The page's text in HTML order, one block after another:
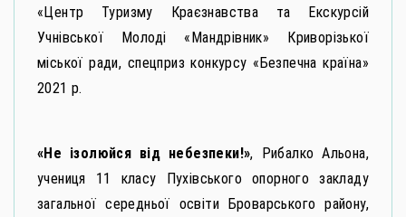
«Центр Туризму Краєзнавства та Екскурсій
Учнівської Молоді «Мандрівник» Криворізької
міської ради, спецприз конкурсу «Безпечна країна»
2021 р.
«Не ізолюйся від небезпеки!», Рибалко Альона,
учениця 11 класу Пухівського опорного закладу
загальної середньої освіти Броварського району,